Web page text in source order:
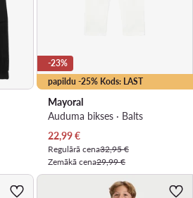
papildu -25% Kods: LAST
-23%
Mayoral
Auduma bikses · Balts
Pašreizējā cena
22,99€
Regulārā cena32,95 €
Zemākā cena29,99 €